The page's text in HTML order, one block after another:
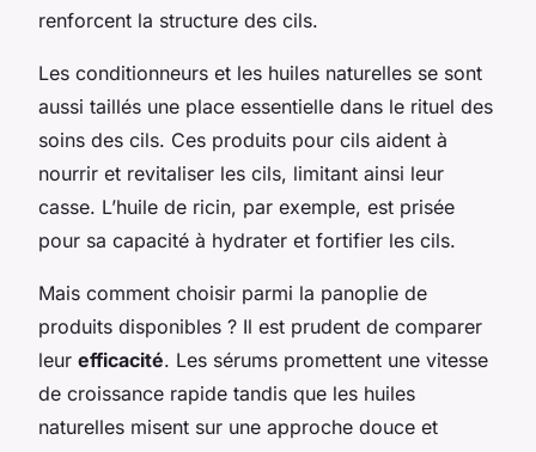
renforcent la structure des cils.
Les conditionneurs et les huiles naturelles se sont
aussi taillés une place essentielle dans le rituel des
soins des cils. Ces produits pour cils aident à
nourrir et revitaliser les cils, limitant ainsi leur
casse. L’huile de ricin, par exemple, est prisée
pour sa capacité à hydrater et fortifier les cils.
Mais comment choisir parmi la panoplie de
produits disponibles ? Il est prudent de comparer
leur efficacité. Les sérums promettent une vitesse
de croissance rapide tandis que les huiles
naturelles misent sur une approche douce et